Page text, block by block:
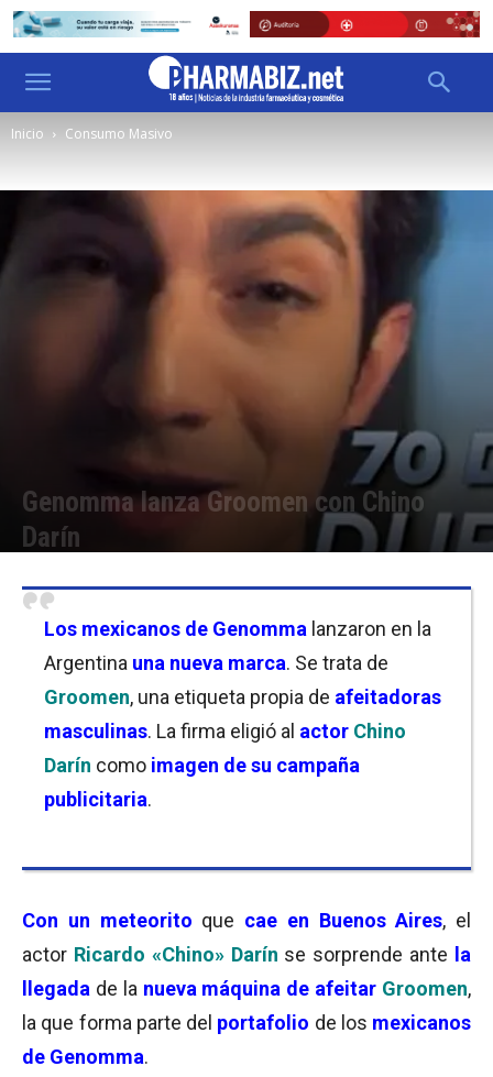
Inicio Consumo Masivo
Genomma lanza Groomen con Chino
Darín
Los mexicanos de Genomma lanzaron en la
Argentina una nueva marca. Se trata de
Groomen, una etiqueta propia de afeitadoras
masculinas. La firma eligió al actor Chino
Darín como imagen de su campaña
publicitaria.
Con un meteorito que cae en Buenos Aires, el
actor Ricardo «Chino» Darín se sorprende ante la
llegada de la nueva máquina de afeitar Groomen,
la que forma parte del portafolio de los mexicanos
de Genomma.